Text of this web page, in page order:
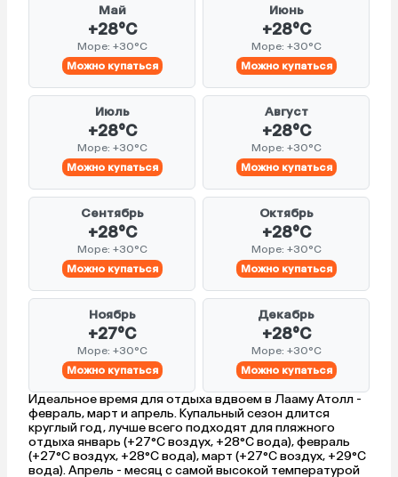
Май
+28°C
Море: +30°C
Можно купаться
Июнь
+28°C
Море: +30°C
Можно купаться
Июль
+28°C
Море: +30°C
Можно купаться
Август
+28°C
Море: +30°C
Можно купаться
Сентябрь
+28°C
Море: +30°C
Можно купаться
Октябрь
+28°C
Море: +30°C
Можно купаться
Ноябрь
+27°C
Море: +30°C
Можно купаться
Декабрь
+28°C
Море: +30°C
Можно купаться
Идеальное время для отдыха вдвоем в Лааму Атолл -
февраль, март и апрель. Купальный сезон длится
круглый год, лучше всего подходят для пляжного
отдыха январь (+27°C воздух, +28°C вода), февраль
(+27°C воздух, +28°C вода), март (+27°C воздух, +29°C
вода). Апрель - месяц с самой высокой температурой